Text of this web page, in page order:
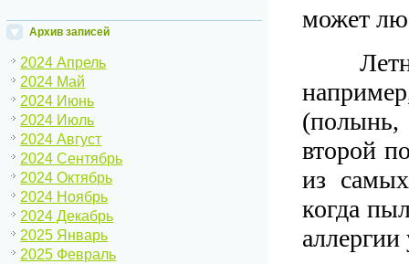
Архив записей
2024 Апрель
2024 Май
2024 Июнь
2024 Июль
2024 Август
2024 Сентябрь
2024 Октябрь
2024 Ноябрь
2024 Декабрь
2025 Январь
2025 Февраль
может
второй
из
когда
аллергии